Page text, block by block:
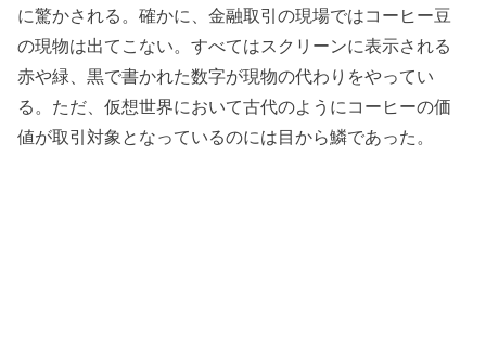
に驚かされる。確かに、金融取引の現場ではコーヒー豆
の現物は出てこない。すべてはスクリーンに表示される
赤や緑、黒で書かれた数字が現物の代わりをやってい
る。ただ、仮想世界において古代のようにコーヒーの価
値が取引対象となっているのには目から鱗であった。